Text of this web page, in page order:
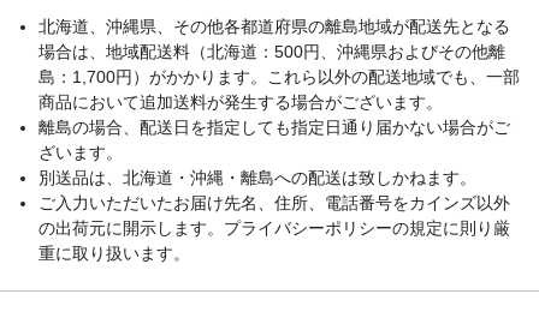
北海道、沖縄県、その他各都道府県の離島地域が配送先となる
場合は、地域配送料（北海道：500円、沖縄県およびその他離
島：1,700円）がかかります。これら以外の配送地域でも、一部
商品において追加送料が発生する場合がございます。
離島の場合、配送日を指定しても指定日通り届かない場合がご
ざいます。
別送品は、北海道・沖縄・離島への配送は致しかねます。
ご入力いただいたお届け先名、住所、電話番号をカインズ以外
の出荷元に開示します。プライバシーポリシーの規定に則り厳
重に取り扱います。